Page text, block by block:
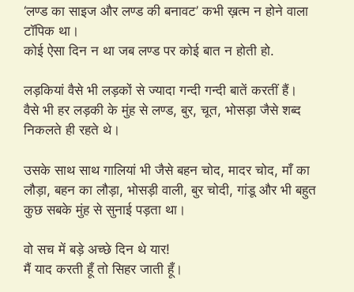
‘लण्ड का साइज और लण्ड की बनावट’ कभी ख़त्म न होने वाला
टॉपिक था।
कोई ऐसा दिन न था जब लण्ड पर कोई बात न होती हो.
लड़कियां वैसे भी लड़कों से ज्यादा गन्दी गन्दी बातें करतीं हैं।
वैसे भी हर लड़की के मुंह से लण्ड, बुर, चूत, भोसड़ा जैसे शब्द
निकलते ही रहते थे।
उसके साथ साथ गालियां भी जैसे बहन चोद, मादर चोद, माँ का
लौड़ा, बहन का लौड़ा, भोसड़ी वाली, बुर चोदी, गांडू और भी बहुत
कुछ सबके मुंह से सुनाई पड़ता था।
वो सच में बड़े अच्छे दिन थे यार!
मैं याद करती हूँ तो सिहर जाती हूँ।